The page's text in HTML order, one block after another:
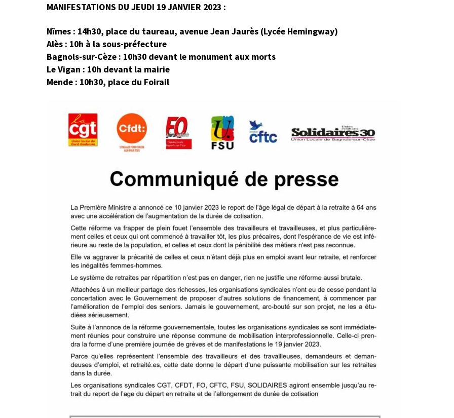
MANIFESTATIONS DU JEUDI 19 JANVIER 2023 :
Nîmes : 14h30, place du taureau, avenue Jean Jaurès (Lycée Hemingway)
Alès : 10h à la sous-préfecture
Bagnols-sur-Cèze : 10h30 devant le monument aux morts
Le Vigan : 10h devant la mairie
Mende : 10h30, place du Foirail